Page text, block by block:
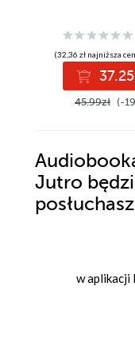
(32,36 zł najniższa
45.99zł (-
Jutro
w aplikacji